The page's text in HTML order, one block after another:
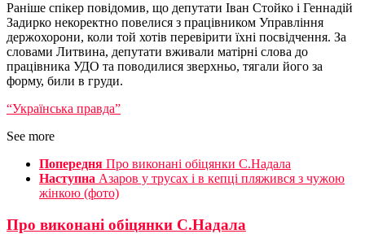
Раніше спікер повідомив, що депутати Іван Стойко і Геннадій
Задирко некоректно повелися з працівником Управління
держохорони, коли той хотів перевірити їхні посвідчення. За
словами Литвина, депутати вживали матірні слова до
працівника УДО та поводилися зверхньо, тягали його за
форму, били в груди.
“Українська правда”
See more
Попередня Про виконані обіцянки С.Надала
Наступна Азаров у трусах і в кепці пляжився з чужою
жінкою (фото)
Про виконані обіцянки С.Надала